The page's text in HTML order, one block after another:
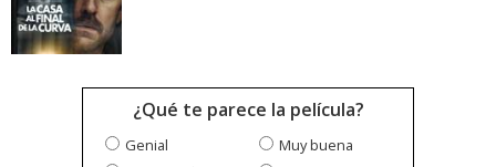
¿Qué te parece la película?
Genial
Muy buena